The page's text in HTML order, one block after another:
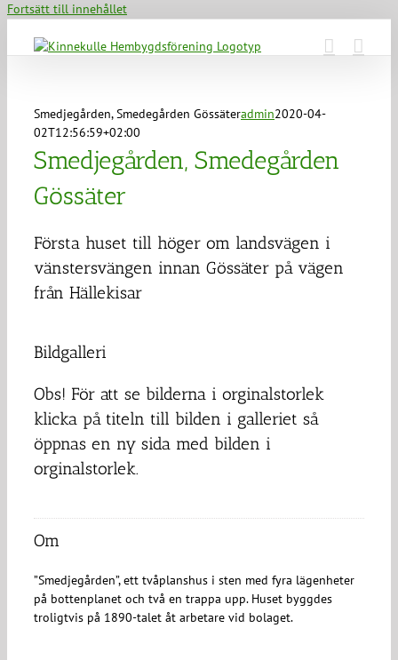
Fortsätt till innehållet
Smedjegården, Smedegården Gössäteradmin2020-04-
02T12:56:59+02:00
Smedjegården, Smedegården
Gössäter
Första huset till höger om landsvägen i
vänstersvängen innan Gössäter på vägen
från Hällekisar
Bildgalleri
Obs! För att se bilderna i orginalstorlek
klicka på titeln till bilden i galleriet så
öppnas en ny sida med bilden i
orginalstorlek.
Om
”Smedjegården”, ett tvåplanshus i sten med fyra lägenheter
på bottenplanet och två en trappa upp. Huset byggdes
troligtvis på 1890-talet åt arbetare vid bolaget.